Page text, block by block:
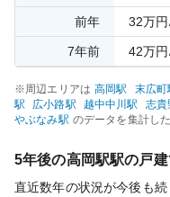
前年 32万
7年前 42万
※周辺エリアは 高岡駅 末広町
駅
広小路駅 越中中川駅 志貴
やぶなみ駅 のデータを集計し
5年後の高岡駅駅の戸
直近数年の状況が今後も